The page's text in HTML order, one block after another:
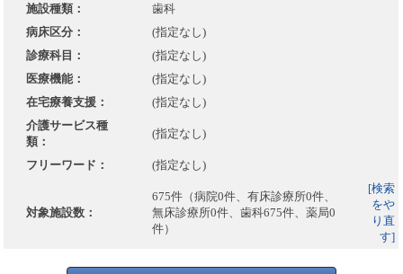
施設種類：
歯科
病床区分：
(指定なし)
診療科目：
(指定なし)
医療機能：
(指定なし)
在宅療養支援：
(指定なし)
介護サービス種
類：
(指定なし)
フリーワード： (指定なし)
対象施設数：
675件（病院0件、有床診療所0件、
無床診療所0件、歯科675件、薬局0
件）
[検索
をや
り直
す]